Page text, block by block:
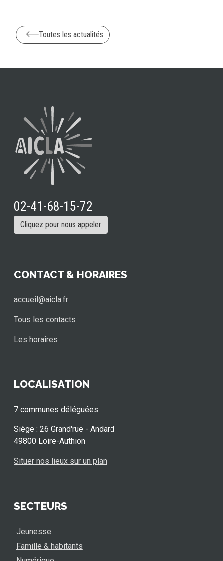
Toutes les actualités
02-41-68-15-72
Cliquez pour nous appeler
CONTACT & HORAIRES
accueil@aicla.fr
Tous les contacts
Les horaires
LOCALISATION
7 communes déléguées
Siège : 26 Grand'rue - Andard
49800 Loire-Authion
Situer nos lieux sur un plan
SECTEURS
Jeunesse
Famille & habitants